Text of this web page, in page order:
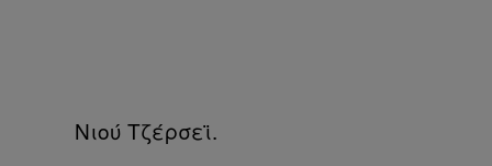
Νιού Τζέρσεϊ.